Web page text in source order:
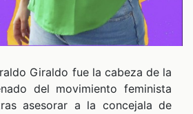
Giraldo fue la cabeza de la
del movimiento feminista
asesorar a la concejala de